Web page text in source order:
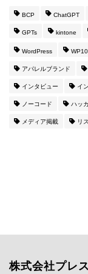
BCP ChatGPT
GPTs kintone
WordPress WP10
アパレルブランド
インタビュー イ
ノーコード ハッ
メディア掲載 リ
株式会社プレ